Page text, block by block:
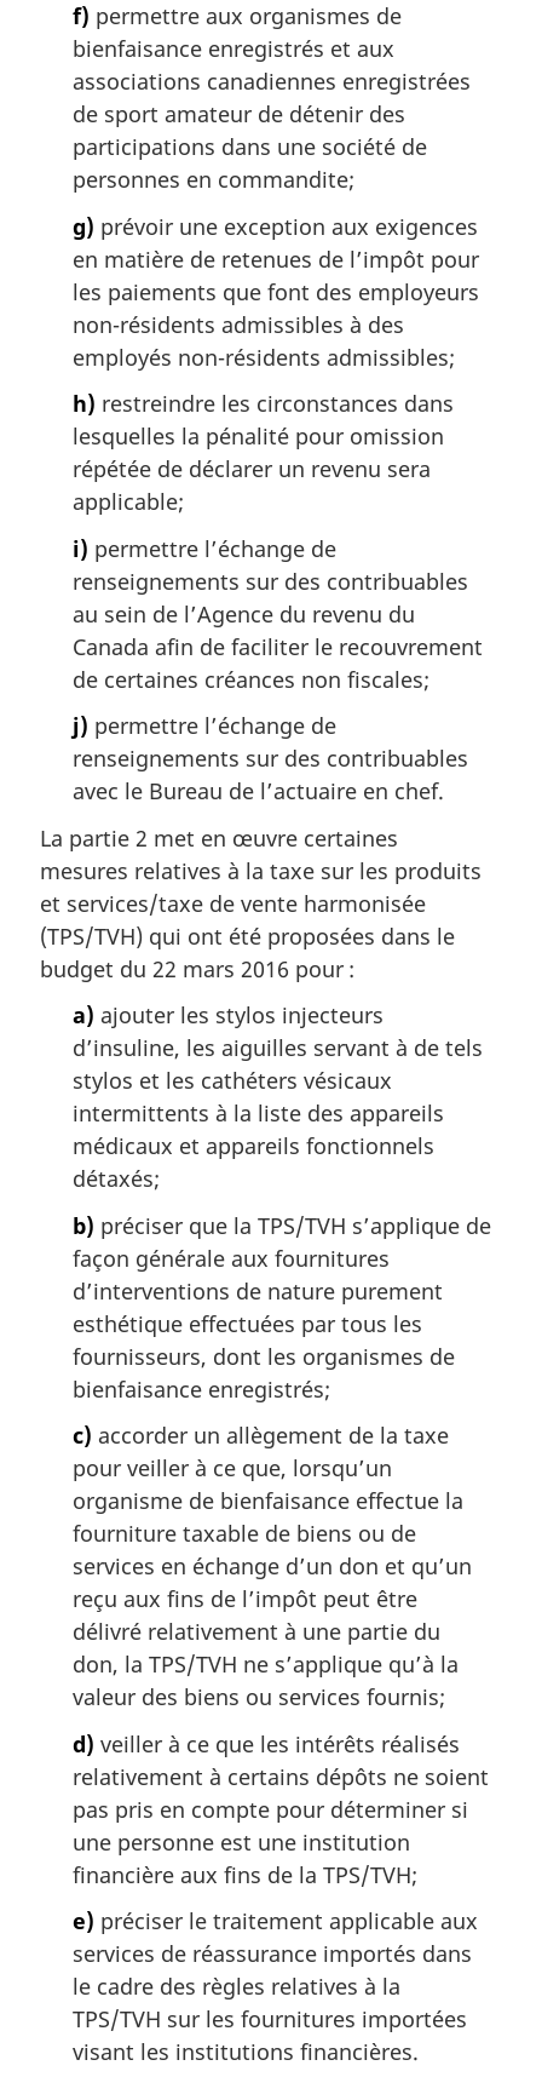
f) permettre aux organismes de
bienfaisance enregistrés et aux
associations canadiennes enregistrées
de sport amateur de détenir des
participations dans une société de
personnes en commandite;
g) prévoir une exception aux exigences
en matière de retenues de l’impôt pour
les paiements que font des employeurs
non-résidents admissibles à des
employés non-résidents admissibles;
h) restreindre les circonstances dans
lesquelles la pénalité pour omission
répétée de déclarer un revenu sera
applicable;
i) permettre l’échange de
renseignements sur des contribuables
au sein de l’Agence du revenu du
Canada afin de faciliter le recouvrement
de certaines créances non fiscales;
j) permettre l’échange de
renseignements sur des contribuables
avec le Bureau de l’actuaire en chef.
La partie 2 met en œuvre certaines
mesures relatives à la taxe sur les produits
et services/taxe de vente harmonisée
(TPS/TVH) qui ont été proposées dans le
budget du 22 mars 2016 pour :
a) ajouter les stylos injecteurs
d’insuline, les aiguilles servant à de tels
stylos et les cathéters vésicaux
intermittents à la liste des appareils
médicaux et appareils fonctionnels
détaxés;
b) préciser que la TPS/TVH s’applique de
façon générale aux fournitures
d’interventions de nature purement
esthétique effectuées par tous les
fournisseurs, dont les organismes de
bienfaisance enregistrés;
c) accorder un allègement de la taxe
pour veiller à ce que, lorsqu’un
organisme de bienfaisance effectue la
fourniture taxable de biens ou de
services en échange d’un don et qu’un
reçu aux fins de l’impôt peut être
délivré relativement à une partie du
don, la TPS/TVH ne s’applique qu’à la
valeur des biens ou services fournis;
d) veiller à ce que les intérêts réalisés
relativement à certains dépôts ne soient
pas pris en compte pour déterminer si
une personne est une institution
financière aux fins de la TPS/TVH;
e) préciser le traitement applicable aux
services de réassurance importés dans
le cadre des règles relatives à la
TPS/TVH sur les fournitures importées
visant les institutions financières.